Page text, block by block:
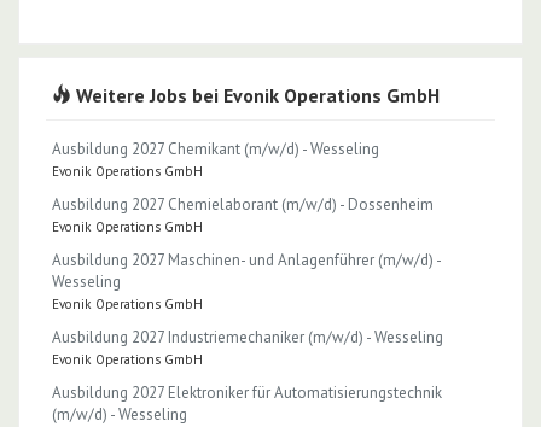
Weitere Jobs bei Evonik Operations GmbH
Ausbildung 2027 Chemikant (m/w/d) - Wesseling
Evonik Operations GmbH
Ausbildung 2027 Chemielaborant (m/w/d) - Dossenheim
Evonik Operations GmbH
Ausbildung 2027 Maschinen- und Anlagenführer (m/w/d) -
Wesseling
Evonik Operations GmbH
Ausbildung 2027 Industriemechaniker (m/w/d) - Wesseling
Evonik Operations GmbH
Ausbildung 2027 Elektroniker für Automatisierungstechnik
(m/w/d) - Wesseling